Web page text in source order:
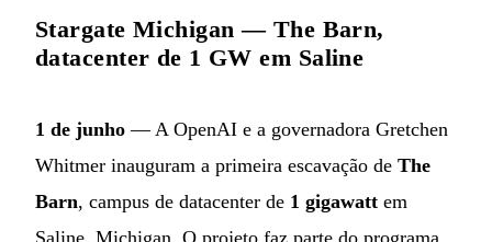
Stargate Michigan — The Barn,
datacenter de 1 GW em Saline
1 de junho — A OpenAI e a governadora Gretchen
Whitmer inauguram a primeira escavação de The
Barn, campus de datacenter de 1 gigawatt em